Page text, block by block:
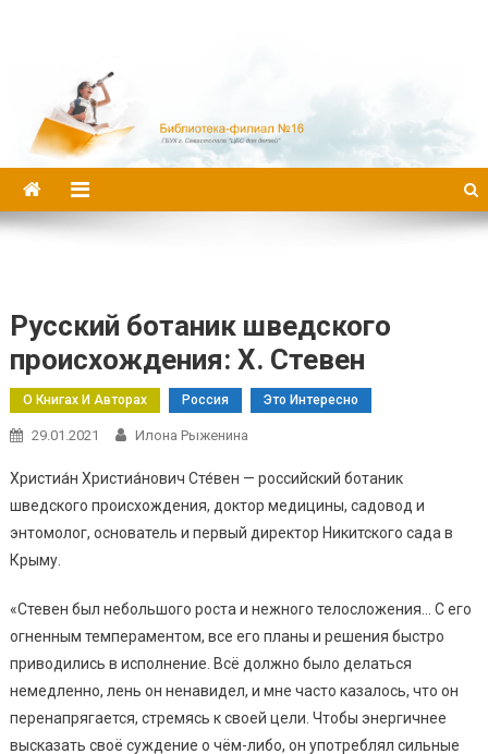
Русский ботаник шведского
происхождения: Х. Стевен
О Книгах И Авторах Россия Это Интересно
29.01.2021 Илона Рыженина
Христиа́н Христиа́нович Сте́вен — российский ботаник
шведского происхождения, доктор медицины, садовод и
энтомолог, основатель и первый директор Никитского сада в
Крыму.
«Стевен был небольшого роста и нежного телосложения… С его
огненным темпераментом, все его планы и решения быстро
приводились в исполнение. Всё должно было делаться
немедленно, лень он ненавидел, и мне часто казалось, что он
перенапрягается, стремясь к своей цели. Чтобы энергичнее
высказать своё суждение о чём-либо, он употреблял сильные